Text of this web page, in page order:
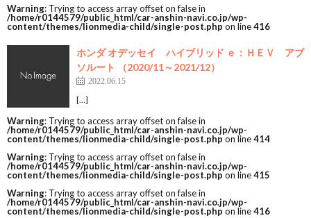
Warning: Trying to access array offset on false in
/home/r0144579/public_html/car-anshin-navi.co.jp/wp-
content/themes/lionmedia-child/single-post.php on line416
ホンダ オデッセイ ハイブリッド ｅ：ＨＥＶ アブ
ソルート （2020/11～2021/12）
2022.06.15
[…]
Warning: Trying to access array offset on false in
/home/r0144579/public_html/car-anshin-navi.co.jp/wp-
content/themes/lionmedia-child/single-post.php on line414
Warning: Trying to access array offset on false in
/home/r0144579/public_html/car-anshin-navi.co.jp/wp-
content/themes/lionmedia-child/single-post.php on line415
Warning: Trying to access array offset on false in
/home/r0144579/public_html/car-anshin-navi.co.jp/wp-
content/themes/lionmedia-child/single-post.php on line416